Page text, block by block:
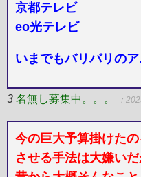
京都テレビ
eo光テレビ
いまでもバリバリの
3 名無し募集中。。。 ：
今の巨大予算掛けた
させる手法は大嫌い